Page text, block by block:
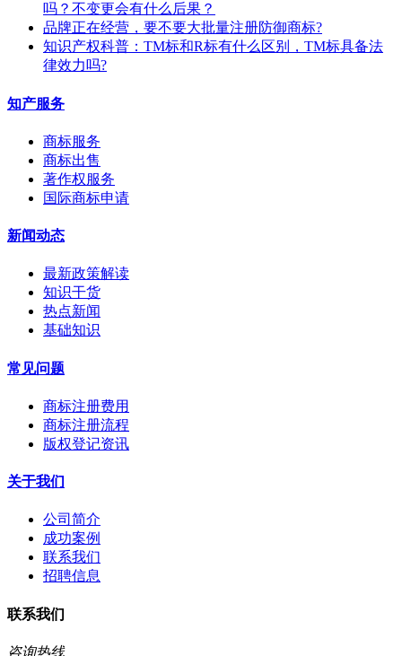
吗？不变更会有什么后果？
​品牌正在经营，要不要大批量注册防御商标?
知识产权科普：TM标和R标有什么区别，TM标具备法
律效力吗?
知产服务
商标服务
商标出售
著作权服务
国际商标申请
新闻动态
最新政策解读
知识干货
热点新闻
基础知识
常见问题
商标注册费用
商标注册流程
版权登记资讯
关于我们
公司简介
成功案例
联系我们
招聘信息
联系我们
咨询热线